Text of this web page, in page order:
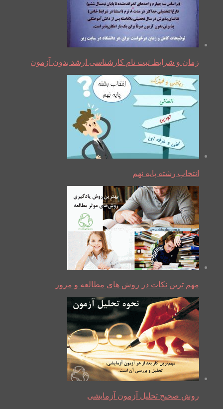
زمان و شرایط ثبت نام کارشناسی ارشد بدون آزمون
انتخاب رشته پایه نهم
مهم ترین نکات در روش های مطالعه و مرور
روش صحیح تحلیل آزمون آزمایشی